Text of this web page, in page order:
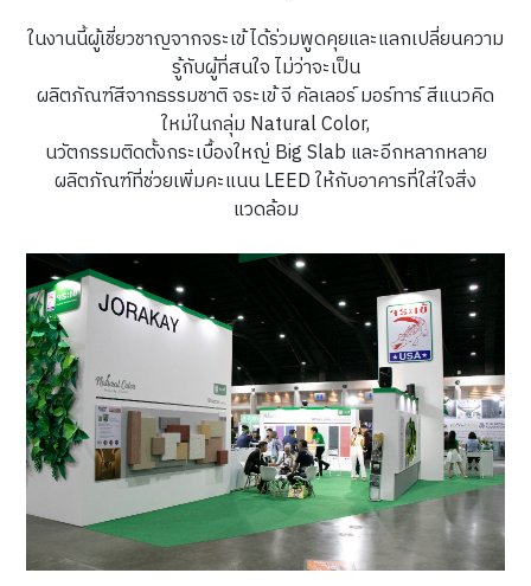
ในงานนี้ผู้เชี่ยวชาญจากจระเข้ ได้ร่วมพูดคุยและแลกเปลี่่ยนความ
รู้กับผู้ที่สนใจ ไม่ว่าจะเป็น
ผลิตภัณฑ์สีจากธรรมชาติ จระเข้ จี คัลเลอร์ มอร์ทาร์ สีแนวคิด
ใหม่ในกลุ่ม Natural Color,
นวัตกรรมติดตั้งกระเบื้องใหญ่ Big Slab และอีกหลากหลาย
ผลิตภัณฑ์ที่ช่วยเพิ่มคะแนน LEED ให้กับอาคารที่ใส่ใจสิ่ง
แวดล้อม